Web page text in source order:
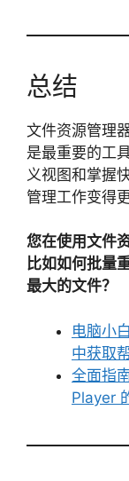
总结
文件资源管理
是最重要的工
义视图和掌握
管理工作变得
您在使用文件
比如如何批量
最大的文件？
电脑小
中获取
全面指
Player